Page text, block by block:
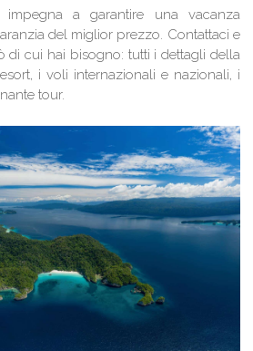
impegna a garantire una vacanza
del miglior prezzo. Contattaci e
di cui hai bisogno: tutti i dettagli della
i voli internazionali e nazionali, i
tour.